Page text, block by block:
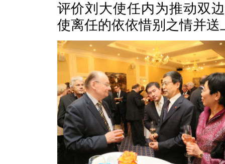
评价刘大使任内为推动双
使离任的依依惜别之情并送